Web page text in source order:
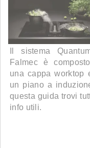
Il sistema
Falmec è
una cappa worktop
un piano a
questa guida trovi
info utili.